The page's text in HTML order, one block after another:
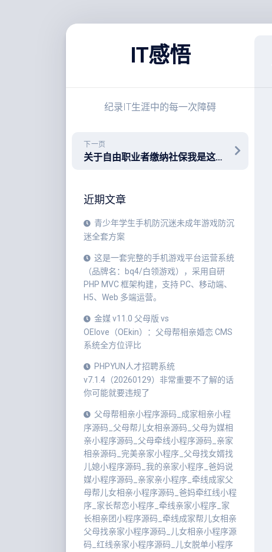
IT感悟
纪录IT生涯中的每一次障碍
下一页
关于自由职业者缴纳社保我是这样想的
近期文章
青少年学生手机防沉迷未成年游戏防沉
迷全套方案
这是一套完整的手机游戏平台运营系统
（品牌名：bq4/白领游戏），采用自研
PHP MVC 框架构建，支持 PC、移动端、
H5、Web 多端运营。
金媒 v11.0 父母版 vs
OElove（OEkin）：父母帮相亲婚恋 CMS
系统全方位评比
PHPYUN人才招聘系统
v7.1.4（20260129）非常重要不了解的话
你可能就要违规了
父母帮相亲小程序源码_成家相亲小程
序源码_父母帮儿女相亲源码_父母为媒相
亲小程序源码_父母牵线小程序源码_亲家
相亲源码_完美亲家小程序_父母找女婿找
儿媳小程序源码_我的亲家小程序_爸妈说
媒小程序源码_亲家亲小程序_牵线成家父
母帮儿女相亲小程序源码_爸妈牵红线小程
序_家长帮恋小程序_牵线亲家小程序_家
长相亲团小程序源码_牵线成家帮儿女相亲
父母找亲家小程序源码_儿女相亲小程序源
码_红线亲家小程序源码_儿女脱单小程序